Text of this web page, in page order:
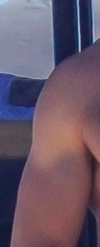
al cambio en su
de 2024, 12:53